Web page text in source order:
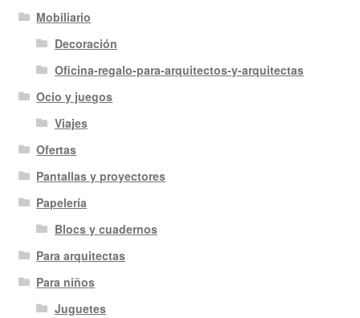
Mobiliario
Decoración
Oficina-regalo-para-arquitectos-y-arquitectas
Ocio y juegos
Viajes
Ofertas
Pantallas y proyectores
Papelería
Blocs y cuadernos
Para arquitectas
Para niños
Juguetes